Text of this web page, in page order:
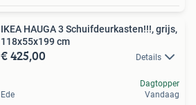
IKEA HAUGA 3 Schuifdeurkasten!!!, grijs,
118x55x199 cm
€ 425,00 Details
Ede
Dagtopper
Vandaag